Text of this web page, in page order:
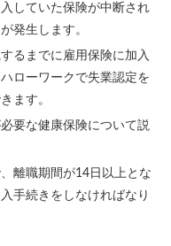
していた保険が中断され
発生します。
るまでに雇用保険に加入
ローワークで失業認定を
ます。
要な健康保険について説
離職期間が14日以上とな
手続きをしなければなり